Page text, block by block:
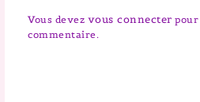
Vous devez vous connecter
commentaire.